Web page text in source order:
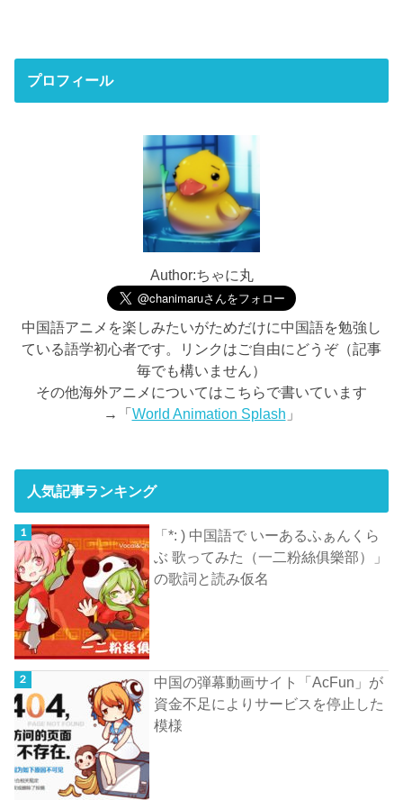
プロフィール
Author:ちゃに丸
中国語アニメを楽しみたいがためだけに中国語を勉強し
ている語学初心者です。リンクはご自由にどうぞ（記事
毎でも構いません）
その他海外アニメについてはこちらで書いています
→「World Animation Splash 」
人気記事ランキング
「*: ) 中国語で いーあるふぁんくら
ぶ 歌ってみた（一二粉絲俱樂部）」
の歌詞と読み仮名
中国の弾幕動画サイト「AcFun」が
資金不足によりサービスを停止した
模様